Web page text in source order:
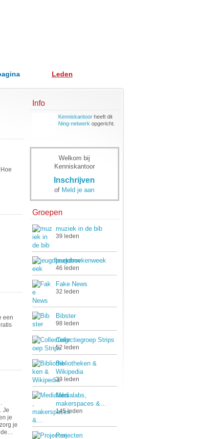
Leden
een
Je
je
je
de…
Info
Kenniskantoorheeft dit
Ning-netwerk opgericht.
Welkom bij
Kenniskantoor
Inschrijven
of Meld je aan
Groepen
muziek in de bib
39 leden
jeugdboekenweek
46 leden
Fake News
32 leden
Bibster
98 leden
Collectiegroep Strips
52 leden
Bibliotheken &
Wikipedia
39 leden
Medialabs,
makerspaces &…
145 leden
Projecten